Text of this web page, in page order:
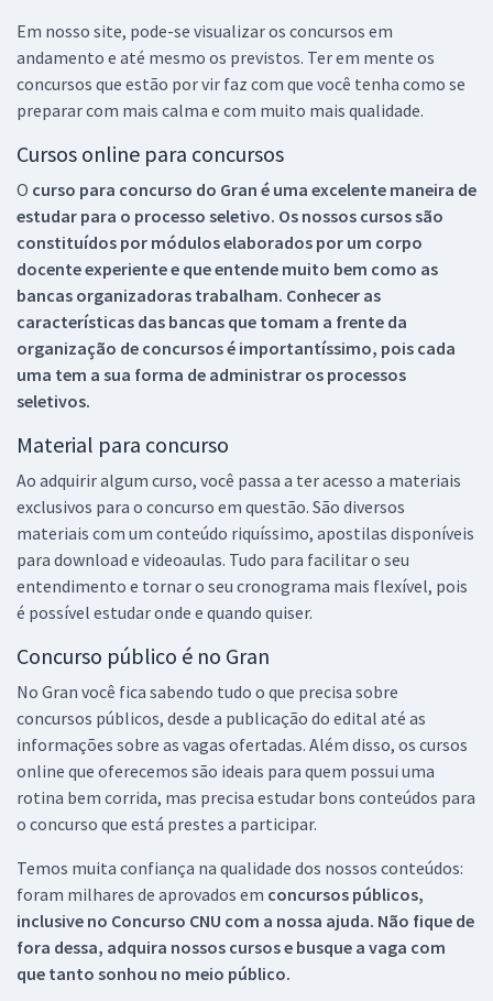
Em nosso site, pode-se visualizar os concursos em
andamento e até mesmo os previstos. Ter em mente os
concursos que estão por vir faz com que você tenha como se
preparar com mais calma e com muito mais qualidade.
Cursos online para concursos
O curso para concurso do Gran é uma excelente maneira de
estudar para o processo seletivo. Os nossos cursos são
constituídos por módulos elaborados por um corpo
docente experiente e que entende muito bem como as
bancas organizadoras trabalham. Conhecer as
características das bancas que tomam a frente da
organização de concursos é importantíssimo, pois cada
uma tem a sua forma de administrar os processos
seletivos.
Material para concurso
Ao adquirir algum curso, você passa a ter acesso a materiais
exclusivos para o concurso em questão. São diversos
materiais com um conteúdo riquíssimo, apostilas disponíveis
para download e videoaulas. Tudo para facilitar o seu
entendimento e tornar o seu cronograma mais flexível, pois
é possível estudar onde e quando quiser.
Concurso público é no Gran
No Gran você fica sabendo tudo o que precisa sobre
concursos públicos, desde a publicação do edital até as
informações sobre as vagas ofertadas. Além disso, os cursos
online que oferecemos são ideais para quem possui uma
rotina bem corrida, mas precisa estudar bons conteúdos para
o concurso que está prestes a participar.
Temos muita confiança na qualidade dos nossos conteúdos:
foram milhares de aprovados em concursos públicos,
inclusive no Concurso CNU com a nossa ajuda. Não fique de
fora dessa, adquira nossos cursos e busque a vaga com
que tanto sonhou no meio público.